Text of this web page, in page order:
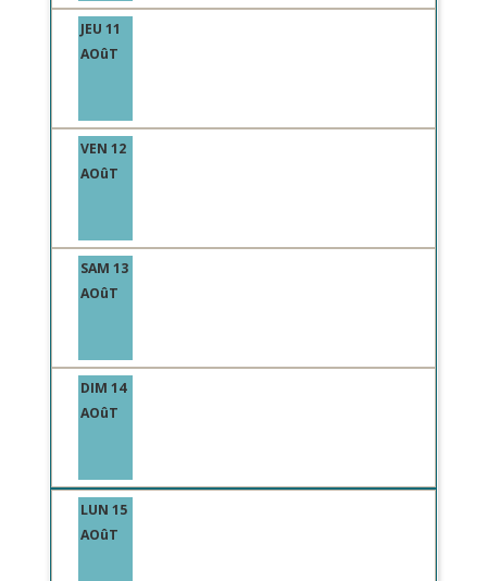
JEU 11
AOûT
VEN 12
AOûT
SAM 13
AOûT
DIM 14
AOûT
LUN 15
AOûT